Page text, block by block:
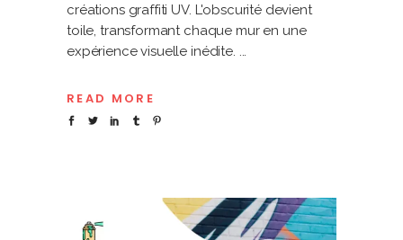
créations graffiti UV. L'obscurité devient
toile, transformant chaque mur en une
expérience visuelle inédite.
READ MORE